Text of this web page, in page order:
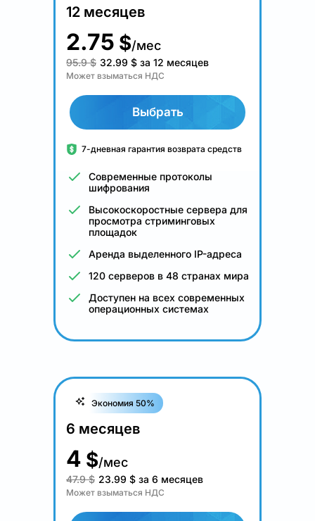
12 месяцев
2.75 $/мес
95.9 $ 32.99 $ за 12 месяцев
Может взыматься НДС
Выбрать
7-дневная гарантия возврата средств
Современные протоколы
шифрования
Высокоскоростные сервера для
просмотра стриминговых
площадок
Аренда выделенного IP-адреса
120 серверов в 48 странах мира
Доступен на всех современных
операционных системах
Экономия 50%
6 месяцев
4 $/мес
47.9 $ 23.99 $ за 6 месяцев
Может взыматься НДС